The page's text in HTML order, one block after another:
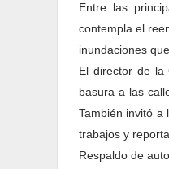
Entre las
contempla el
inundaciones
El director de la
basura a las
También invitó a
trabajos y
Respaldo de